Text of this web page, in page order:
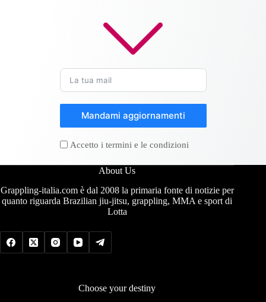
Mandami aggiornamenti
Accetto i termini e le condizioni
About Us
Grappling-italia.com è dal 2008 la primaria fonte di notizie per
quanto riguarda Brazilian jiu-jitsu, grappling, MMA e sport di
Lotta
Choose your destiny